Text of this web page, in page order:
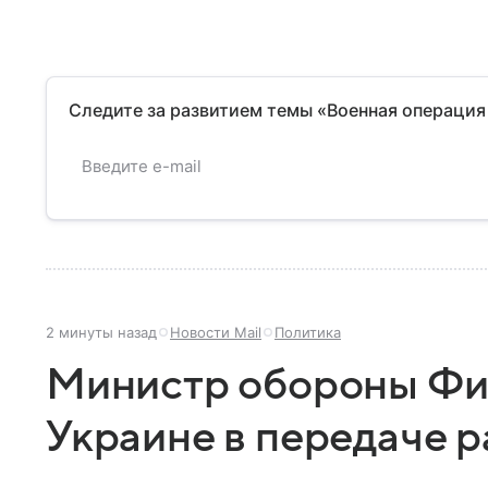
Следите за развитием темы «Военная
2 минуты назад Новости Mail Политика
Министр обороны
Украине в передаче